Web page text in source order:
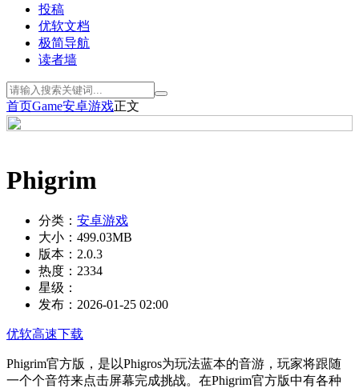
投稿
优软文档
极简导航
读者墙
首页Game安卓游戏正文
Phigrim
分类： 安卓游戏
大小： 499.03MB
版本： 2.0.3
热度： 2334
星级：
发布： 2026-01-25 02:00
优软高速下载
Phigrim官方版，是以Phigros为玩法蓝本的音游，玩家将跟随
一个个音符来点击屏幕完成挑战。在Phigrim官方版中有各种